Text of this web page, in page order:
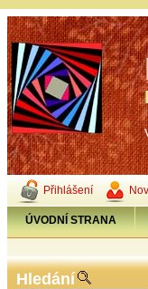
Přihlášení
ÚVODNÍ STRANA
Hledání